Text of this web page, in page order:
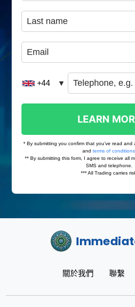
關於我們 聯繫